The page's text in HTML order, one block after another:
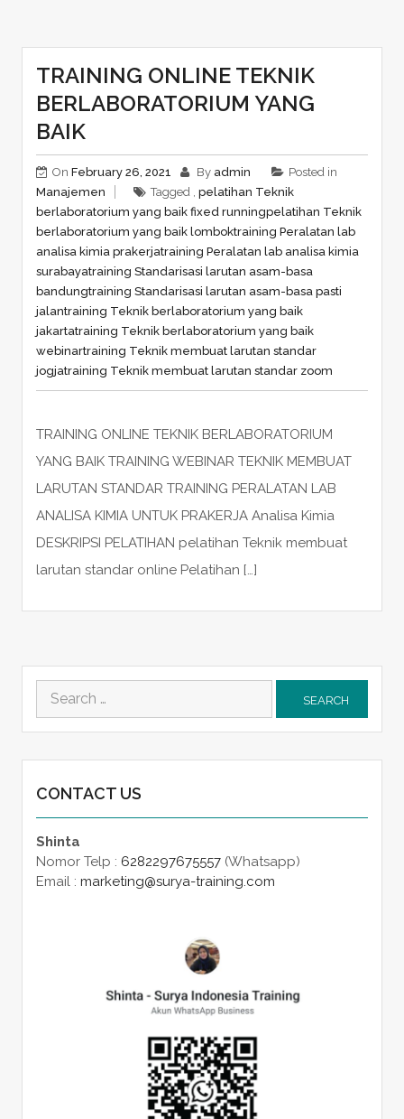
TRAINING ONLINE TEKNIK
BERLABORATORIUM YANG
BAIK
On February 26, 2021 By admin
Posted in
Manajemen
Tagged , pelatihan Teknik
berlaboratorium yang baik fixed runningpelatihan Teknik
berlaboratorium yang baik lomboktraining Peralatan lab
analisa kimia prakerjatraining Peralatan lab analisa kimia
surabayatraining Standarisasi larutan asam-basa
bandungtraining Standarisasi larutan asam-basa pasti
jalantraining Teknik berlaboratorium yang baik
jakartatraining Teknik berlaboratorium yang baik
webinartraining Teknik membuat larutan standar
jogjatraining Teknik membuat larutan standar zoom
TRAINING ONLINE TEKNIK BERLABORATORIUM
YANG BAIK TRAINING WEBINAR TEKNIK MEMBUAT
LARUTAN STANDAR TRAINING PERALATAN LAB
ANALISA KIMIA UNTUK PRAKERJA Analisa Kimia
DESKRIPSI PELATIHAN pelatihan Teknik membuat
larutan standar online Pelatihan […]
Search
for:
CONTACT US
Shinta
Nomor Telp : 6282297675557(Whatsapp)
Email : marketing@surya-training.com